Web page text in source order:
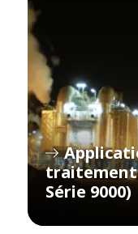
traitement
Série 9000)